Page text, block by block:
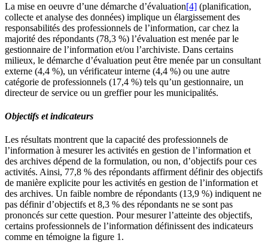
La mise en oeuvre d’une démarche d’évaluation[4] (planification,
collecte et analyse des données) implique un élargissement des
responsabilités des professionnels de l’information, car chez la
majorité des répondants (78,3 %) l’évaluation est menée par le
gestionnaire de l’information et/ou l’archiviste. Dans certains
milieux, le démarche d’évaluation peut être menée par un consultant
externe (4,4 %), un vérificateur interne (4,4 %) ou une autre
catégorie de professionnels (17,4 %) tels qu’un gestionnaire, un
directeur de service ou un greffier pour les municipalités.
Objectifs et indicateurs
Les résultats montrent que la capacité des professionnels de
l’information à mesurer les activités en gestion de l’information et
des archives dépend de la formulation, ou non, d’objectifs pour ces
activités. Ainsi, 77,8 % des répondants affirment définir des objectifs
de manière explicite pour les activités en gestion de l’information et
des archives. Un faible nombre de répondants (13,9 %) indiquent ne
pas définir d’objectifs et 8,3 % des répondants ne se sont pas
prononcés sur cette question. Pour mesurer l’atteinte des objectifs,
certains professionnels de l’information définissent des indicateurs
comme en témoigne la figure 1.